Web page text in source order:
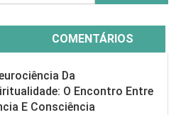
por:
COMENTÁRIOS
Da
O Encontro Entre
E Consciência